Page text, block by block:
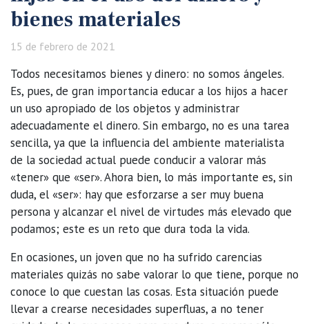
bienes materiales
15 de febrero de 2021
Todos necesitamos bienes y dinero: no somos ángeles.
Es, pues, de gran importancia educar a los hijos a hacer
un uso apropiado de los objetos y administrar
adecuadamente el dinero. Sin embargo, no es una tarea
sencilla, ya que la influencia del ambiente materialista
de la sociedad actual puede conducir a valorar más
«tener» que «ser». Ahora bien, lo más importante es, sin
duda, el «ser»: hay que esforzarse a ser muy buena
persona y alcanzar el nivel de virtudes más elevado que
podamos; este es un reto que dura toda la vida.
En ocasiones, un joven que no ha sufrido carencias
materiales quizás no sabe valorar lo que tiene, porque no
conoce lo que cuestan las cosas. Esta situación puede
llevar a crearse necesidades superfluas, a no tener